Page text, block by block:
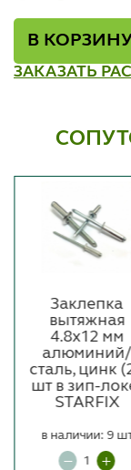
В КОРЗИНУ
ЗАКАЗАТЬ
Заклепка
вытяжная
4.8х12 мм
алюминий/
сталь, цинк
шт в зип-
STARFIX
в наличии: 9